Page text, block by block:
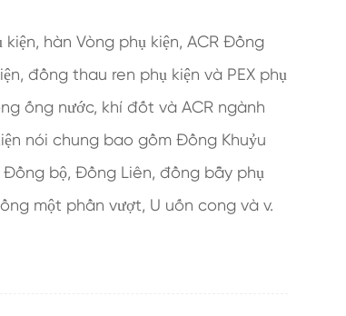
hàn Vòng phụ kiện, ACR Đồng
đồng thau ren phụ kiện và PEX phụ
ống nước, khí đốt và ACR ngành
nói chung bao gồm Đồng Khuỷu
bộ, Đồng Liên, đồng bẫy phụ
một phần vượt, U uốn cong và v.